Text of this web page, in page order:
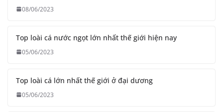
08/06/2023
Top loài cá nước ngọt lớn nhất thế giới hiện nay
05/06/2023
Top loài cá lớn nhất thế giới ở đại dương
05/06/2023